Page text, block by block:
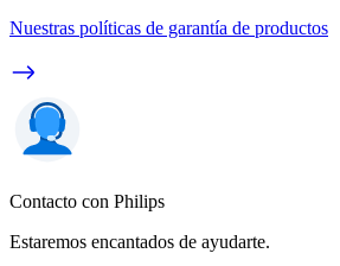
Nuestras políticas de garantía de productos
Contacto con Philips
Estaremos encantados de ayudarte.